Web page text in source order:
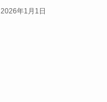
2026年1月1日